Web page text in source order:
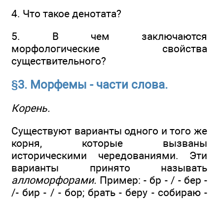
4. Что такое денотата?
5. В чем заключаются
морфологические свойства
существительного?
§3. Морфемы - части слова.
Корень.
Существуют варианты одного и того же
корня, которые вызваны
историческими чередованиями. Эти
варианты принято называть
алломорфорами. Пример: - бр - / - бер -
/- бир - / - бор; брать - беру - собираю -